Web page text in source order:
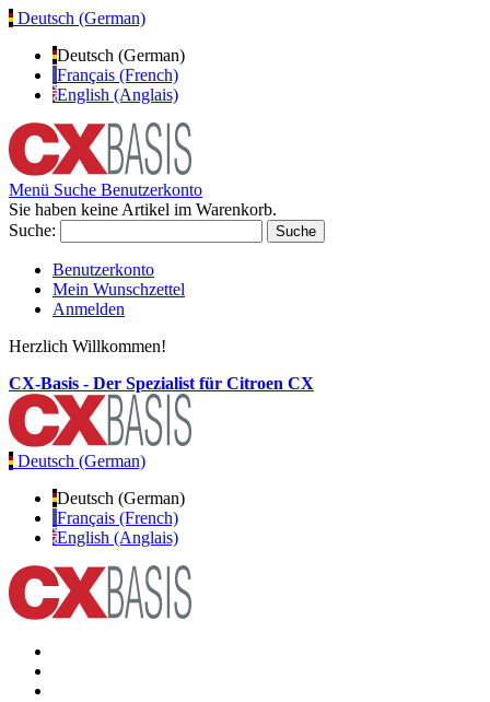
Deutsch (German)
Deutsch (German)
Français (French)
English (Anglais)
Menü Suche Benutzerkonto
Sie haben keine Artikel im Warenkorb.
Suche:
Suche
Benutzerkonto
Mein Wunschzettel
Anmelden
Herzlich Willkommen!
CX-Basis - Der Spezialist für Citroen CX
Deutsch (German)
Deutsch (German)
Français (French)
English (Anglais)